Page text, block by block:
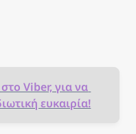
Viber, για να
ευκαιρία!